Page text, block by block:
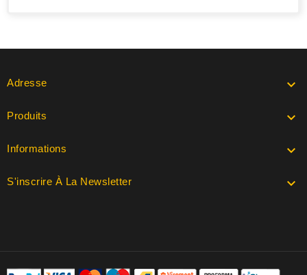
Adresse 
Produits 
Informations 
S'inscrire À La Newsletter 